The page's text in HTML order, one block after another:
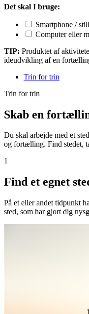
Det skal I bruge:
Smartphone /
Computer eller
TIP: Produktet af
ideudvikling af en
Trin for trin
Trin for trin
Skab en
Du skal arbejde med et
og fortælling. Find stedet,
1
Find et egnet
På et eller andet tidpunkt
sted, som har gjort dig